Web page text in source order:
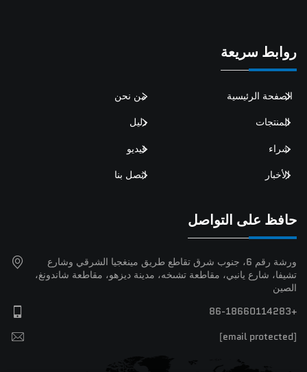
روابط سريعة
الصفحة الرئيسية
من نحن
المنتجات
دليل
شراء
فيديو
الأخبار
اتصل بنا
حافظ على التواصل
ورشة رقم 6، جنوب شرق تقاطع طريق مينغجيا الشرقي وشارع
تشيفا، شارع يانبي، مقاطعة تشىخه، مدينة ديزهو، مقاطعة شاندونغ،
الصين
+86-18660114283
[email protected]